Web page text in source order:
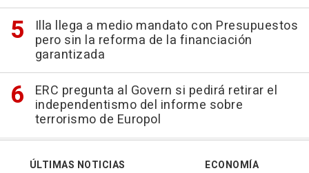
Illa llega a medio mandato con Presupuestos
pero sin la reforma de la financiación
garantizada
ERC pregunta al Govern si pedirá retirar el
independentismo del informe sobre
terrorismo de Europol
ÚLTIMAS NOTICIAS
ECONOMÍA